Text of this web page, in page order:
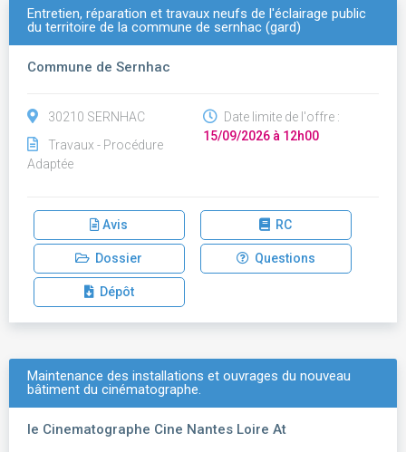
Entretien, réparation et travaux neufs de l'éclairage public
du territoire de la commune de sernhac (gard)
Commune de Sernhac
30210 SERNHAC
Travaux - Procédure
Adaptée
Date limite de l'offre :
15/09/2026 à 12h00
Avis RC
Dossier Questions
Dépôt
Maintenance des installations et ouvrages du nouveau
bâtiment du cinématographe.
le Cinematographe Cine Nantes Loire At